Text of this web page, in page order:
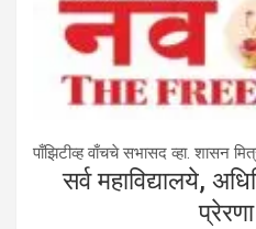
पाँझिटीव्ह वाँचचे सभासद व्हा. शासन
सर्व महाविद्यालये,